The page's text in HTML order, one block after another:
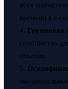
всех
времени в e-
4. Групповая
сообщества
опытом.
5.